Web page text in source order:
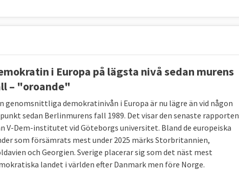
i Europa på lägsta nivå sedan murens
– "oroande"
genomsnittliga demokratinivån i Europa är nu lägre än vid någon
sedan Berlinmurens fall 1989. Det visar den senaste rapporten
V-Dem-institutet vid Göteborgs universitet. Bland de europeiska
som försämrats mest under 2025 märks Storbritannien,
och Georgien. Sverige placerar sig som det näst mest
landet i världen efter Danmark men före Norge.